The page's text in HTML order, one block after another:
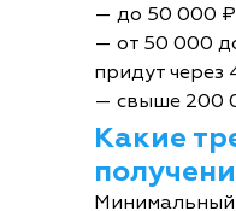
— до 50 000
— от 50 000
придут через
— свыше 200
Какие
Минимальный